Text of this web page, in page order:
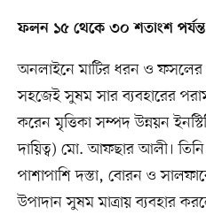
ফলন ১৫ থেকে ৩০ শতাংশ পর্যন্ত
অনলাইনে মাটির ধরন ও
সহজেই সুষম সার ব্যবহারের
করেন মৃত্তিকা সম্পদ উন্নয়ন
দায়িত্ব) মো. আফছার আলী।
পাশাপাশি দস্তা, বোরন ও
উপাদান সুষম মাত্রায় ব্যবহার